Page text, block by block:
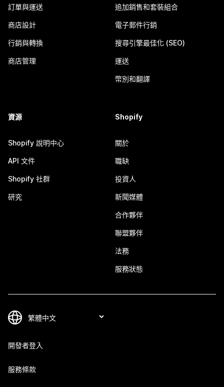
訂單與運送
商店設計
行銷與轉換
商店管理
追加銷售和套裝組合
電子郵件行銷
搜尋引擎最佳化 (SEO)
運送
幣別和翻譯
資源
Shopify 說明中心
API 文件
Shopify 社群
研究
Shopify
關於
職缺
投資人
新聞媒體
合作夥伴
聯盟夥伴
法務
服務狀態
開發者登入
服務條款